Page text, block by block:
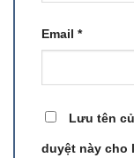
Email *
Lưu tên
duyệt này cho